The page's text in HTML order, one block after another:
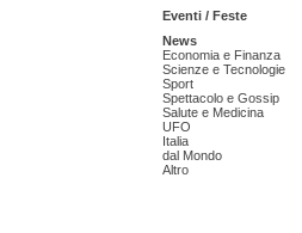
Eventi / Feste
News
Economia e Finanza
Scienze e Tecnologie
Sport
Spettacolo e Gossip
Salute e Medicina
UFO
Italia
dal Mondo
Altro